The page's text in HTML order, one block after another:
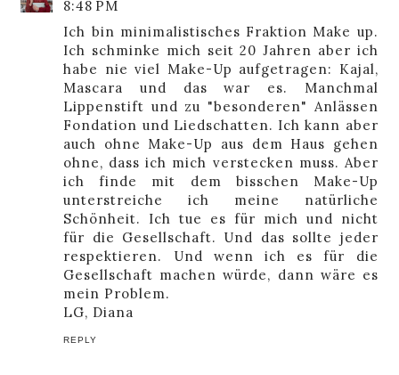
8:48 PM
Ich bin minimalistisches Fraktion Make up.
Ich schminke mich seit 20 Jahren aber ich
habe nie viel Make-Up aufgetragen: Kajal,
Mascara und das war es. Manchmal
Lippenstift und zu "besonderen" Anlässen
Fondation und Liedschatten. Ich kann aber
auch ohne Make-Up aus dem Haus gehen
ohne, dass ich mich verstecken muss. Aber
ich finde mit dem bisschen Make-Up
unterstreiche ich meine natürliche
Schönheit. Ich tue es für mich und nicht
für die Gesellschaft. Und das sollte jeder
respektieren. Und wenn ich es für die
Gesellschaft machen würde, dann wäre es
mein Problem.
LG, Diana
REPLY